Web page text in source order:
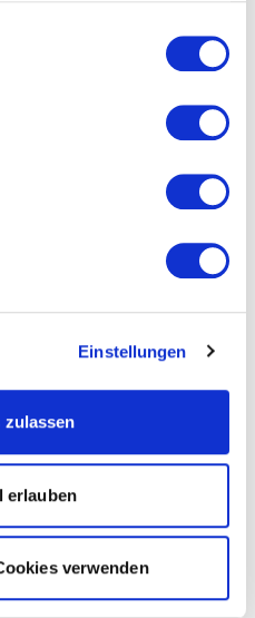
weiterhin nutzen.
Einstellungen
zulassen
erlauben
verwenden